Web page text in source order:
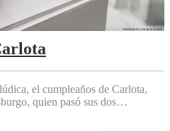
el cumpleaños de Carlota,
quien pasó sus dos…